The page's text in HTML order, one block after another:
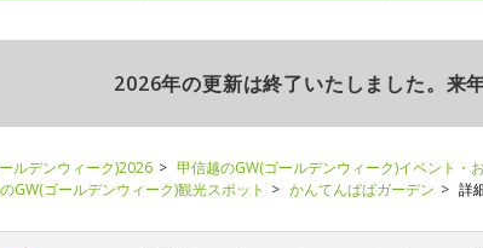
2026年の更新は終了いたしました。来
ルデンウィーク)2026 甲信越のGW(ゴールデンウィーク)イベント・
GW(ゴールデンウィーク)観光スポット
かんてんぱぱガーデン 詳